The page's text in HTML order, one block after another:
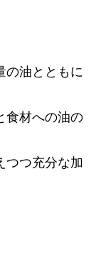
の油とともに
食材への油の
つつ充分な加